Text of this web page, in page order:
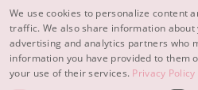
Piel menopáusica
MÁS SOBRE NOSOTROS
INSPIRACIÓN
We use cookies to personalize content
traffic. We also share information
advertising and analytics partners who
information you have provided to them
your use of their services. Privacy Policy